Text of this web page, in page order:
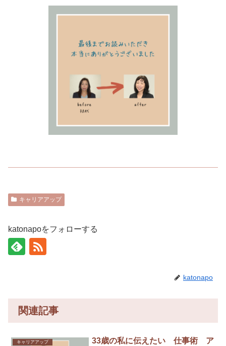
キャリアアップ
katonapoをフォローする
katonapo
関連記事
キャリアアップ
33歳の私に伝えたい 仕事術 ア